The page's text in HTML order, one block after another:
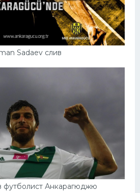
Sadaev слив
футболист Анкарагюджю